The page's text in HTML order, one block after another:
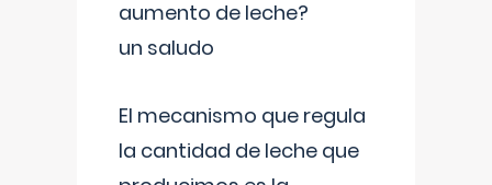
aumento de leche?
un saludo
El mecanismo que regula
la cantidad de leche que